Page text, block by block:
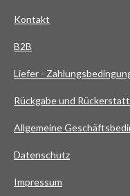
Kontakt
B2B
Liefer -
Rückgabe und
Allgemeine
Datenschutz
Impressum